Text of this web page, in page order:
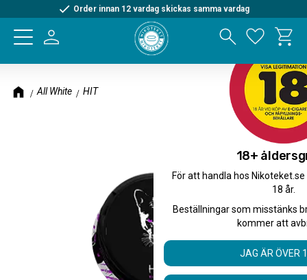
Meny
Order innan 12 vardag skickas samma vardag
All White HIT
18+
För att handla hos
18 år.
Beställningar som misstänks
kommer att
JAG ÄR ÖVER